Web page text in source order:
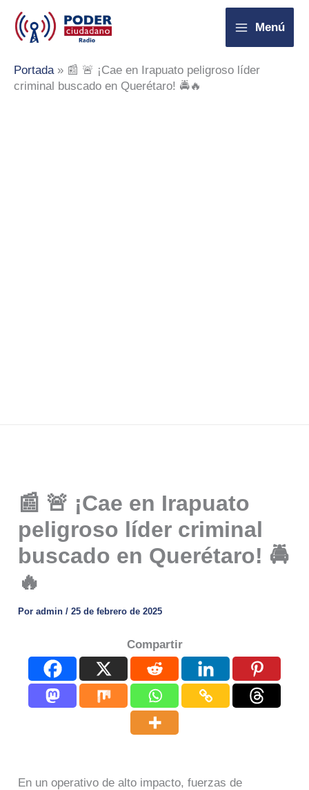
contenido
Menú
Portada» 📰 🚨 ¡Cae en Irapuato peligroso líder
criminal buscado en Querétaro! 🚔🔥
📰 🚨 ¡Cae en Irapuato
peligroso líder criminal
buscado en Querétaro! 🚔
🔥
Poradmin/25 de febrero de 2025
Compartir
En un operativo de alto impacto, fuerzas de